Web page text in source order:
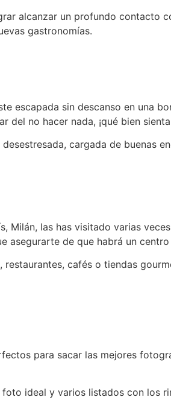
alcanzar un profundo contacto
gastronomías.
escapada sin descanso en una
del no hacer nada, ¡qué bien
cargada de buenas
Milán, las has visitado varias
asegurarte de que habrá un
cafés o tiendas
para sacar las mejores
ideal y varios listados con los